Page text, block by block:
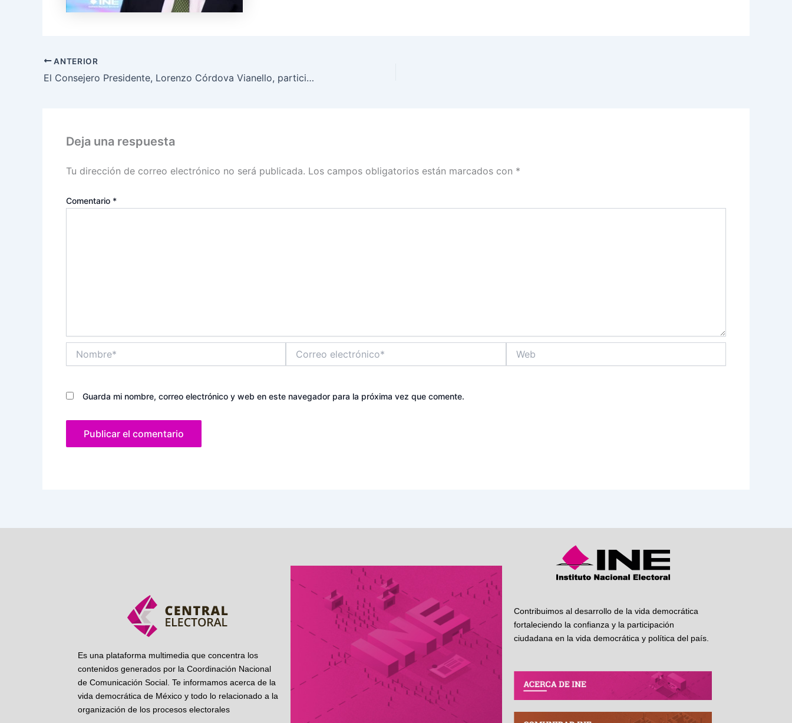
ANTERIOR
El Consejero Presidente, Lorenzo Córdova Vianello, participó en la 7ma Feria Internacional del Libro del TEPJF
Deja una respuesta
Tu dirección de correo electrónico no será publicada. Los campos obligatorios están marcados con *
Comentario *
electrónico*
Guarda mi nombre, correo electrónico y web en este navegador para la próxima vez que comente.
Es una plataforma multimedia que concentra los
contenidos generados por la Coordinación Nacional
de Comunicación Social. Te informamos acerca de la
vida democrática de México y todo lo relacionado a la
organización de los procesos electorales
Contribuimos al desarrollo de la vida democrática
fortaleciendo la confianza y la participación
ciudadana en la vida democrática y política del país.